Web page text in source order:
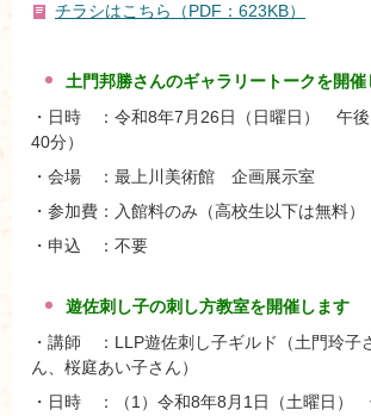
チラシはこちら（PDF：623KB）
土門邦勝さんのギャラリ ートークを開催
・日時 ：令和8年7月26日（日曜日） 午後
40分）
・会場 ：最上川美術館 企画展示室
・参加費：入館料のみ（高校生以下は無料）
・申込 ：不要
遊佐刺し子の刺し方教室を開催します
・講師 ：LLP遊佐刺し子ギルド（土門玲子
ん、桜庭あい子さん）
・日時 ：（1）令和8年8月1日（土曜日）